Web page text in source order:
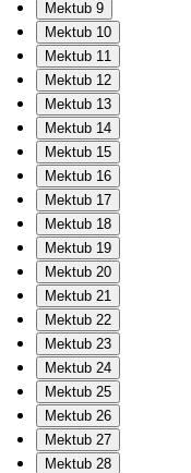
Mektub 9
Mektub 10
Mektub 11
Mektub 12
Mektub 13
Mektub 14
Mektub 15
Mektub 16
Mektub 17
Mektub 18
Mektub 19
Mektub 20
Mektub 21
Mektub 22
Mektub 23
Mektub 24
Mektub 25
Mektub 26
Mektub 27
Mektub 28